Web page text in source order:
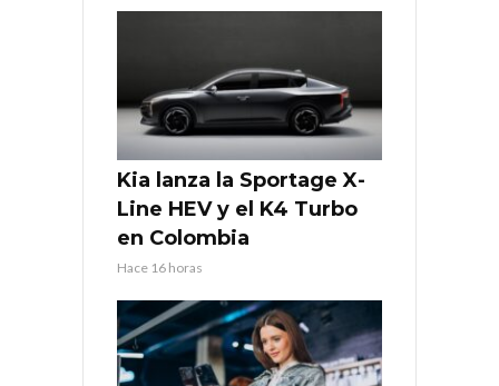
Kia lanza la Sportage X-
Line HEV y el K4 Turbo
en Colombia
Hace 16 horas